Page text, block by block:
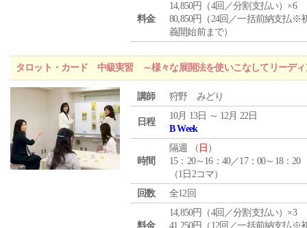
料金
14,850円（4回／分割支払い）×6
80,850円（24回／一括前納支払※
義開始前まで）
タロット・カード 中級実習 ～様々な展開法を使いこなしてリーディ
講師 狩野 みどり
日程
10月 13日 ～ 12月 22日
B Week
時間
隔週 （ 日 ）
15：20～16：40／17：00～18：20
（1日2コマ）
回数
全12回
料金
14,850円（4回／分割支払い）×3
41,250円（12回／一括前納支払※